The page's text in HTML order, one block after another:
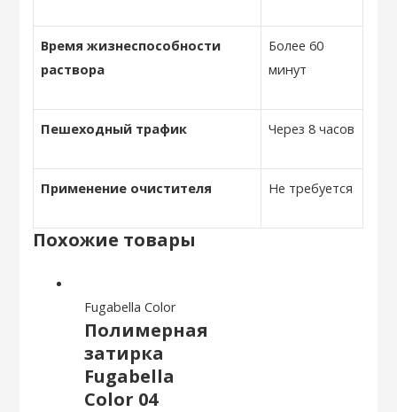
Время жизнеспособности
раствора
Более 60
минут
Пешеходный трафик Через 8 часов
Применение очистителя Не требуется
Похожие товары
Fugabella Color
Полимерная
затирка
Fugabella
Color 04